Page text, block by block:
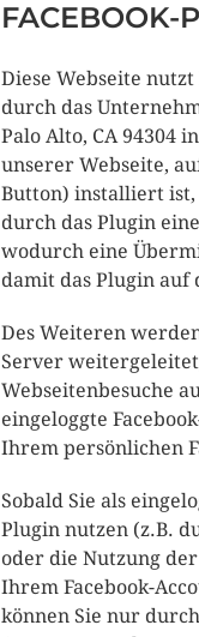
FACEBOOK-
Diese Webseite
durch das
Palo Alto, CA 94304
unserer Webseite,
Button) installiert
durch das Plugin
wodurch eine
damit das Plugin auf
Des Weiteren
Server
Webseitenbesuche
eingeloggte
Ihrem persönlichen
Sobald Sie als
Plugin nutzen (z.B.
oder die Nutzung
Ihrem Facebook-
können Sie nur